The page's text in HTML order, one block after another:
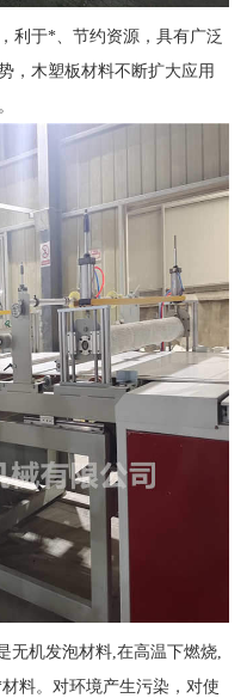
利于*、节约资源，具有广泛
，木塑板材料不断扩大应用
无机发泡材料,在高温下燃烧,
料。对环境产生污染，对使